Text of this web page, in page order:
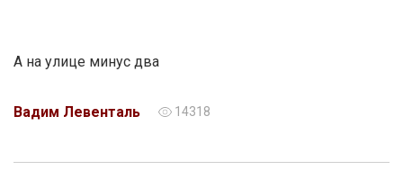
А на улице минус два
Вадим Левенталь 14318